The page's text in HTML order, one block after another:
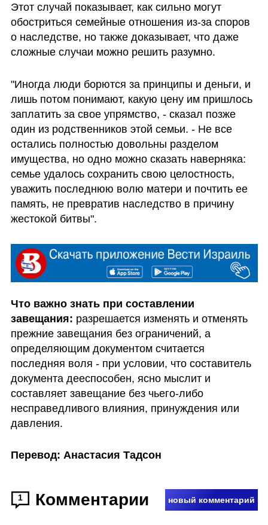
Этот случай показывает, как сильно могут
обостриться семейные отношения из-за споров
о наследстве, но также доказывает, что даже
сложные случаи можно решить разумно.
"Иногда люди борются за принципы и деньги, и
лишь потом понимают, какую цену им пришлось
заплатить за свое упрямство, - сказал позже
один из родственников этой семьи. - Не все
остались полностью довольны разделом
имущества, но одно можно сказать наверняка:
семье удалось сохранить свою целостность,
уважить последнюю волю матери и почтить ее
память, не превратив наследство в причину
жестокой битвы".
Что важно знать при составлении
завещания: разрешается изменять и отменять
прежние завещания без ограничений, а
определяющим документом считается
последняя воля - при условии, что составитель
документа дееспособен, ясно мыслит и
составляет завещание без чьего-либо
несправедливого влияния, принуждения или
давления.
Перевод: Анастасия Тадсон
1 Комментарии новый комментарий